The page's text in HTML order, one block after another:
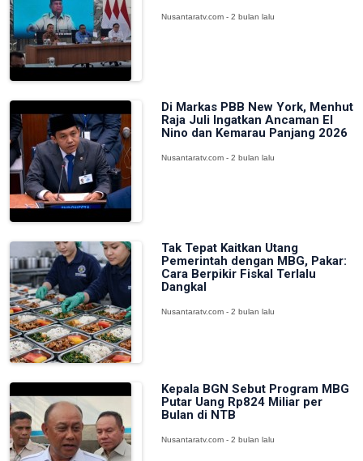
Nusantaratv.com - 2 bulan lalu
Di Markas PBB New York, Menhut
Raja Juli Ingatkan Ancaman El
Nino dan Kemarau Panjang 2026
Nusantaratv.com - 2 bulan lalu
Tak Tepat Kaitkan Utang
Pemerintah dengan MBG, Pakar:
Cara Berpikir Fiskal Terlalu
Dangkal
Nusantaratv.com - 2 bulan lalu
Kepala BGN Sebut Program MBG
Putar Uang Rp824 Miliar per
Bulan di NTB
Nusantaratv.com - 2 bulan lalu